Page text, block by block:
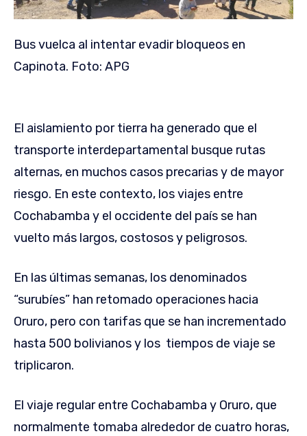
Bus vuelca al intentar evadir bloqueos en
Capinota. Foto: APG
El aislamiento por tierra ha generado que el
transporte interdepartamental busque rutas
alternas, en muchos casos precarias y de mayor
riesgo. En este contexto, los viajes entre
Cochabamba y el occidente del país se han
vuelto más largos, costosos y peligrosos.
En las últimas semanas, los denominados
“surubíes” han retomado operaciones hacia
Oruro, pero con tarifas que se han incrementado
hasta 500 bolivianos y los tiempos de viaje se
triplicaron.
El viaje regular entre Cochabamba y Oruro, que
normalmente tomaba alrededor de cuatro horas,